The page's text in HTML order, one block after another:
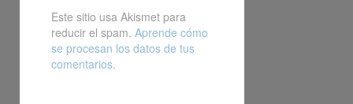
Este sitio usa Akismet para
reducir el spam. Aprende cómo
se procesan los datos de tus
comentarios.